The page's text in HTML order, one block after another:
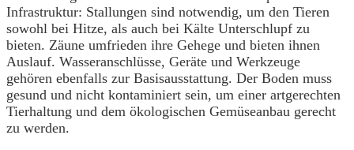
Infrastruktur: Stallungen sind notwendig, um den Tieren
sowohl bei Hitze, als auch bei Kälte Unterschlupf zu
bieten. Zäune umfrieden ihre Gehege und bieten ihnen
Auslauf. Wasseranschlüsse, Geräte und Werkzeuge
gehören ebenfalls zur Basisausstattung. Der Boden muss
gesund und nicht kontaminiert sein, um einer artgerechten
Tierhaltung und dem ökologischen Gemüseanbau gerecht
zu werden.